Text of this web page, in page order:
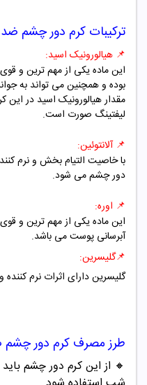
ترکیبات کرم دور چشم
📌 هیالورونیک اسید:
این ماده یکی از مهم ترین و
بوده و همچنین می تواند به
مقدار هیالورونیک اسید در این
لیفتینگ صورت است.
📌آلانتوئین:
با خاصیت التیام بخش و نرم
دور چشم می شود.
📌 اوره:
این ماده یکی از مهم ترین و
آبرسانی پوست می باشد.
📌گلیسرین:
گلیسرین دارای اثرات نرم
طرز مصرف کرم دور چشم
🔸 از این کرم دور چشم